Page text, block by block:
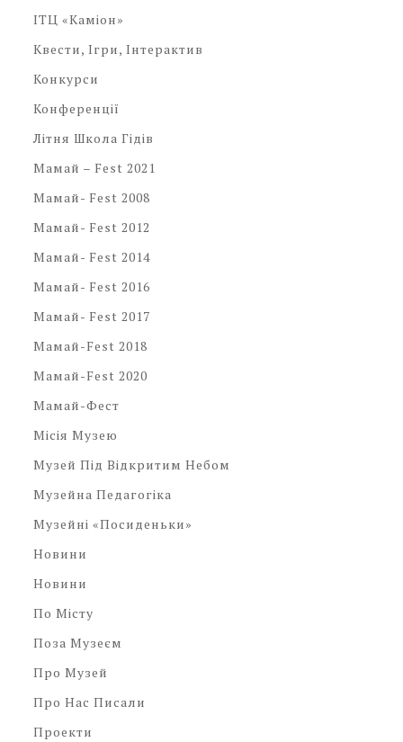
ІТЦ «Каміон»
Квести, Ігри, Інтерактив
Конкурси
Конференції
Літня Школа Гідів
Мамай – Fest 2021
Мамай- Fest 2008
Мамай- Fest 2012
Мамай- Fest 2014
Мамай- Fest 2016
Мамай- Fest 2017
Мамай-Fest 2018
Мамай-Fest 2020
Мамай-Фест
Місія Музею
Музей Під Відкритим Небом
Музейна Педагогіка
Музейні «посиденьки»
Новини
Новини
По Місту
Поза Музеєм
Про Музей
Про Нас Писали
Проекти